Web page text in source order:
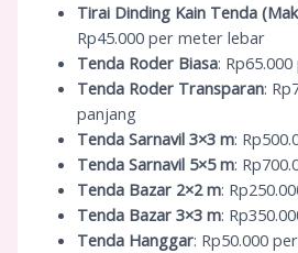
Tirai Dinding Kain Tenda
Rp45.000 per meter lebar
Tenda Roder Biasa:
Tenda Roder Transparan:
panjang
Tenda Sarnavil 3×3 m:
Tenda Sarnavil 5×5 m:
Tenda Bazar 2×2 m:
Tenda Bazar 3×3 m:
Tenda Hanggar: Rp50.000